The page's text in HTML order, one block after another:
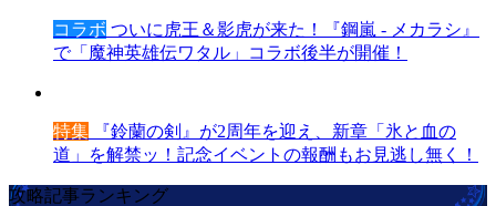
コラボ ついに虎王＆影虎が来た！『鋼嵐 - メカラシ』
で「魔神英雄伝ワタル」コラボ後半が開催！
特集 『鈴蘭の剣』が2周年を迎え、新章「氷と血の
道」を解禁ッ！記念イベントの報酬もお見逃し無く！
攻略記事ランキング